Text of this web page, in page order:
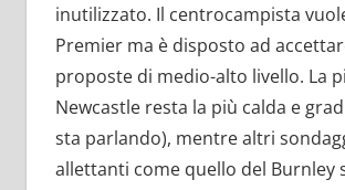
inutilizzato. Il centrocampista
Premier ma è disposto ad
proposte di medio-alto livello. La
Newcastle resta la più calda e
sta parlando), mentre altri
allettanti come quello del Burnley